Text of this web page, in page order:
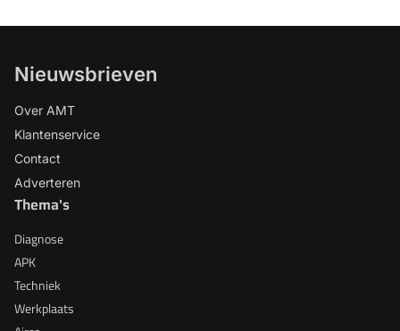
Nieuwsbrieven
Over AMT
Klantenservice
Contact
Adverteren
Thema's
Diagnose
APK
Techniek
Werkplaats